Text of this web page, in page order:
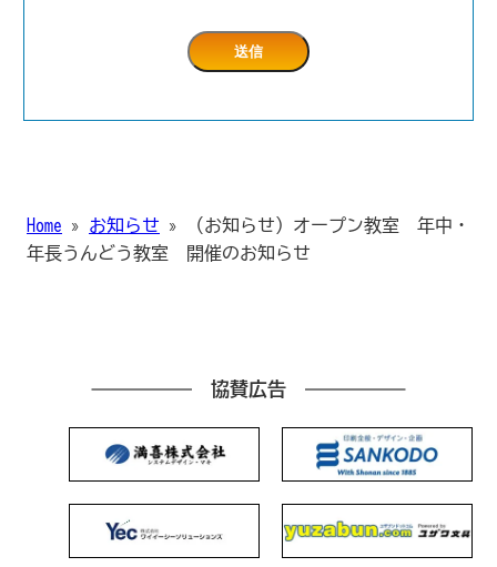
Home » お知らせ »
（お知らせ）オープン教室 年中・
年長うんどう教室 開催のお知らせ
協賛広告